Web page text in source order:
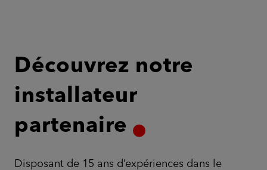
Découvrez notre
installateur
partenaire
Disposant de 15 ans d’expériences dans le